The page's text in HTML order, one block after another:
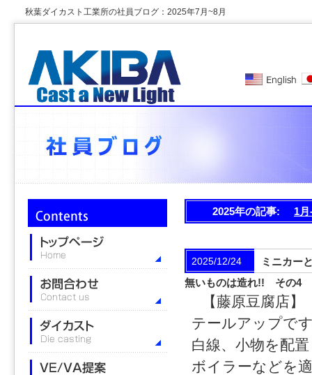
秋葉ダイカスト工業所の社員ブログ：2025年7月~8月
2025年の記事: 1
2025/12/24
ミニカー
無いものは造れ!! その4
【藤原豆腐店
テールアップで
白線、小物を配
ボイラーなどを